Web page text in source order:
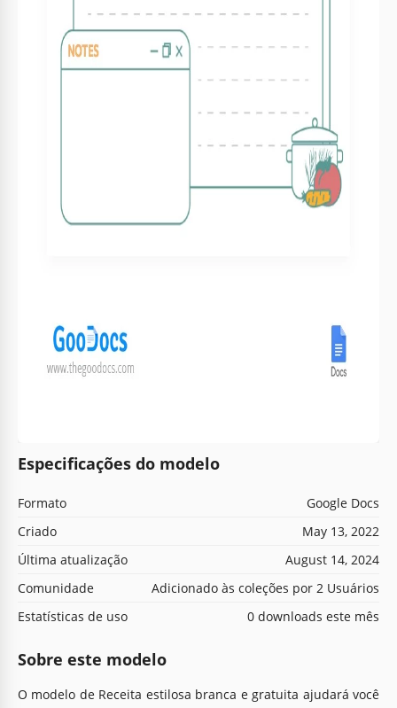
Especificações do modelo
Formato
Google Docs
Criado
May 13, 2022
Última atualização
August 14, 2024
Comunidade
Adicionado às coleções por 2 Usuários
Estatísticas de uso
0 downloads este mês
Sobre este modelo
O modelo de Receita estilosa branca e gratuita ajudará você